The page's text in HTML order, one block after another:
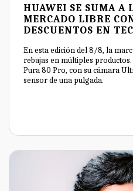
HUAWEI SE SUMA A
MERCADO LIBRE
DESCUENTOS EN
En esta edición del 8/8, la
rebajas en múltiples
Pura 80 Pro, con su cámara
sensor de una pulgada.